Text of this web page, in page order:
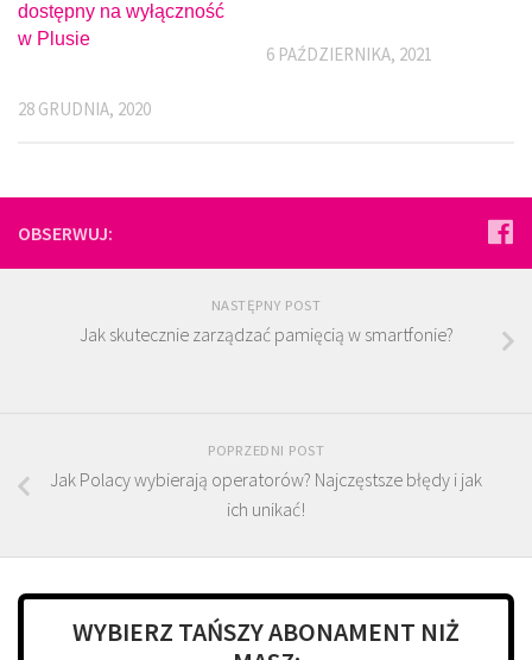
dostępny na wyłączność
w Plusie
28 GRUDNIA, 2020
6 PAŹDZIERNIKA, 2021
OBSERWUJ:
NASTĘPNY POST
Jak skutecznie zarządzać pamięcią w smartfonie?
POPRZEDNI POST
Jak Polacy wybierają operatorów? Najczęstsze błędy i jak
ich unikać!
WYBIERZ TAŃSZY ABONAMENT NIŻ